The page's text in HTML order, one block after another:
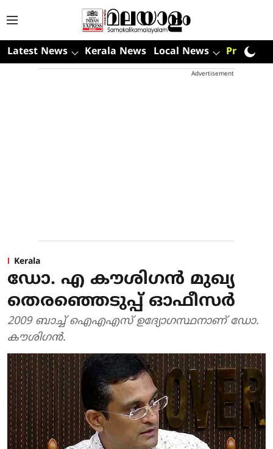
Latest News Kerala News Local News Premium
Advertisement
Kerala
ഡോ. എ കൗശിഗന്‍ മുഖ്യ
തെരഞ്ഞെടുപ്പ് ഓഫീസര്‍
2009 ബാച്ച് ഐഎഎസ് ഉദ്യോഗസ്ഥനാണ് ഡോ.
കൗശിഗന്‍.